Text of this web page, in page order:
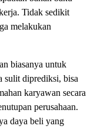
Tidak sedikit
melakukan
biasanya untuk
sulit diprediksi, bisa
karyawan secara
perusahaan.
daya beli yang